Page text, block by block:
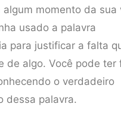
algum momento da sua
usado a palavra
para justificar a falta
de algo. Você pode ter
o verdadeiro
dessa palavra.